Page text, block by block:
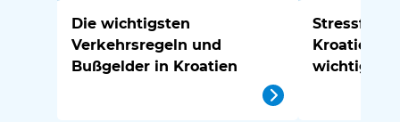
Die wichtigsten
Verkehrsregeln und
Bußgelder in Kroatien
Stressfrei
Kroatien: